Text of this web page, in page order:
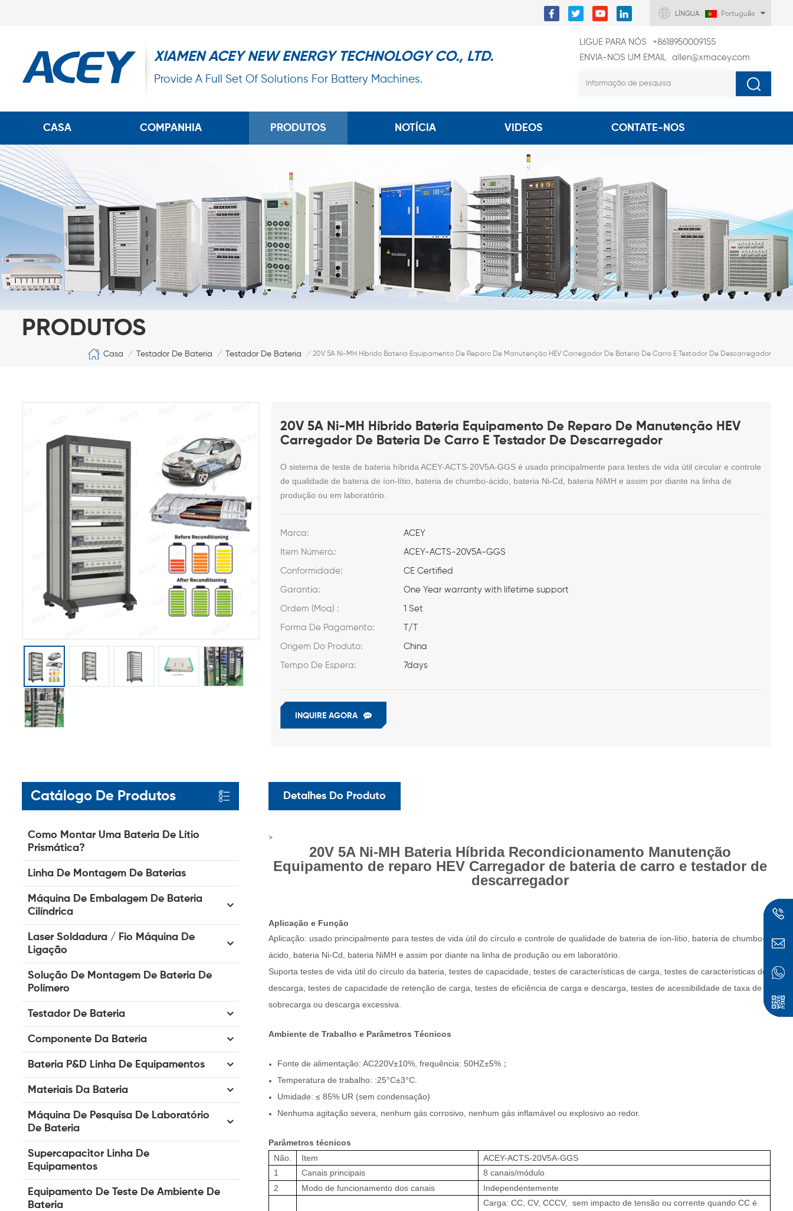
LÍNGUA : Português
XIAMEN ACEY NEW ENERGY TECHNOLOGY CO., LTD.
Provide A Full Set Of Solutions For Battery Machines.
LIGUE PARA NÓS
+8618950009155
ENVIA-NOS UM EMAIL
allen@xmacey.com
CASA COMPANHIA PRODUTOS NOTÍCIA VIDEOS CONTATE-NOS
PRODUTOS
Casa / Testador De Bateria / Testador De Bateria / 20V 5A Ni-MH Híbrido Bateria Equipamento De Reparo De Manutenção HEV Carregador De Bateria De Carro E Testador De Descarregador
20V 5A Ni-MH Híbrido Bateria Equipamento De Reparo De Manutenção HEV
Carregador De Bateria De Carro E Testador De Descarregador
O sistema de teste de bateria híbrida ACEY-ACTS-20V5A-GGS é usado principalmente para testes de vida útil circular e controle
de qualidade de bateria de íon-lítio, bateria de chumbo-ácido, bateria Ni-Cd, bateria NiMH e assim por diante na linha de
produção ou em laboratório.
Marca: ACEY
Item Número.: ACEY-ACTS-20V5A-GGS
Conformidade: CE Certified
Garantia: One Year warranty with lifetime support
Ordem (Moq) : 1 Set
Forma De Pagamento: T/T
Origem Do Produto: China
Tempo De Espera: 7days
INQUIRE AGORA
Catálogo De Produtos
Como Montar Uma Bateria De Lítio
Prismática?
Linha De Montagem De Baterias
Máquina De Embalagem De Bateria
Cilíndrica
Laser Soldadura / Fio Máquina De
Ligação
Solução De Montagem De Bateria De
Polímero
Testador De Bateria
Componente Da Bateria
Bateria P&D Linha De Equipamentos
Materiais Da Bateria
Máquina De Pesquisa De Laboratório
De Bateria
Supercapacitor Linha De
Equipamentos
Equipamento De Teste De Ambiente De
Bateria
Detalhes Do Produto
>
20V 5A Ni-MH Bateria Híbrida Recondicionamento Manutenção
Equipamento de reparo HEV Carregador de bateria de carro e testador de
descarregador
Aplicação e Função
Aplicação: usado principalmente para testes de vida útil do círculo e controle de qualidade de bateria de íon-lítio, bateria de chumbo-
ácido, bateria Ni-Cd, bateria NiMH e assim por diante na linha de produção ou em laboratório.
Suporta testes de vida útil do círculo da bateria, testes de capacidade, testes de características de carga, testes de características de
descarga, testes de capacidade de retenção de carga, testes de eficiência de carga e descarga, testes de acessibilidade de taxa de
sobrecarga ou descarga excessiva.
Ambiente de Trabalho e Parâmetros Técnicos
Fonte de alimentação: AC220V±10%, frequência: 50HZ±5%；
Temperatura de trabalho: :25°C±3°C.
Umidade: ≤ 85% UR (sem condensação)
Nenhuma agitação severa, nenhum gás corrosivo, nenhum gás inflamável ou explosivo ao redor.
Parâmetros técnicos
Não.
Item
ACEY-ACTS-20V5A-GGS
1
Canais principais 8 canais/módulo
2
Modo de funcionamento dos canais Independentemente
Carga: CC, CV, CCCV,
sem impacto de tensão ou corrente quando CC é